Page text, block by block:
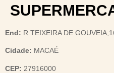
End: R TEIXEIRA DE
Cidade: MACAÉ
CEP: 27916000